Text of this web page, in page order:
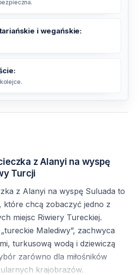
i wegańskie:
z Alanyi na wyspę
Turcji
z Alanyi na wyspę Suluada to
które chcą zobaczyć jedno z
miejsc Riwiery Tureckiej.
Malediwy”, zachwyca
turkusową wodą i dziewiczą
zarówno dla miłośników
krajobrazów.